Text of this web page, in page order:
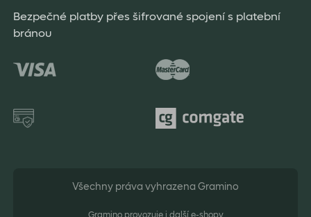
Bezpečné platby přes šifrované spojení s platební
bránou
Všechny práva vyhrazena Gramino